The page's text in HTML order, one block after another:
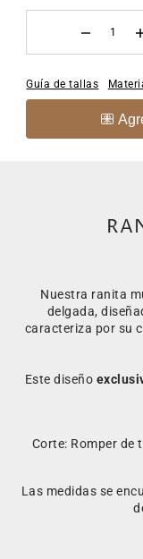
Guía de tallas
Nuestra ranita
delgada,
caracteriza por su
Este diseño
Corte: Romper de
Las medidas se